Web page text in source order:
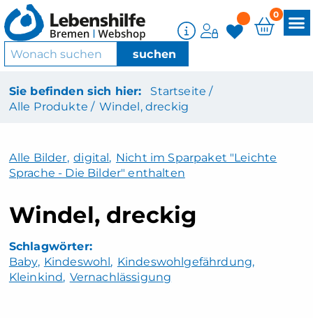
0
Sie befinden sich hier:
Startseite /
Alle Produkte / Windel, dreckig
Alle Bilder, digital, Nicht im Sparpaket "Leichte
Sprache - Die Bilder" enthalten
Windel, dreckig
Baby Kindeswohl Kindeswohlgefährdung
Kleinkind Vernachlässigung